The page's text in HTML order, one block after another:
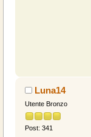
Luna14
Utente Bronzo
Post: 341